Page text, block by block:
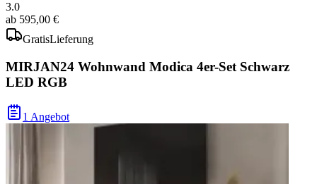
3.0
ab 595,00 €
GratisLieferung
MIRJAN24 Wohnwand Modica 4er-Set Schwarz
LED RGB
1 Angebot